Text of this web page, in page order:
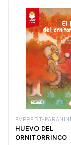
EVEREST-
HUEVO DEL
ORNITORRINCO